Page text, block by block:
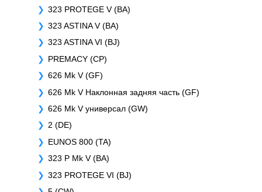
323 PROTEGE V (BA)
323 ASTINA V (BA)
323 ASTINA VI (BJ)
PREMACY (CP)
626 Mk V (GF)
626 Mk V Наклонная задняя часть (GF)
626 Mk V универсал (GW)
2 (DE)
EUNOS 800 (TA)
323 P Mk V (BA)
323 PROTEGE VI (BJ)